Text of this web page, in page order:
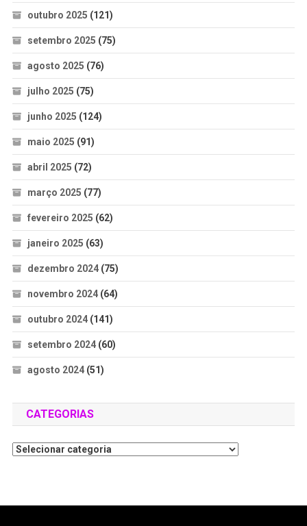
outubro 2025 (121)
setembro 2025 (75)
agosto 2025 (76)
julho 2025 (75)
junho 2025 (124)
maio 2025 (91)
abril 2025 (72)
março 2025 (77)
fevereiro 2025 (62)
janeiro 2025 (63)
dezembro 2024(75)
novembro 2024(64)
outubro 2024(141)
setembro 2024(60)
agosto 2024(51)
CATEGORIAS